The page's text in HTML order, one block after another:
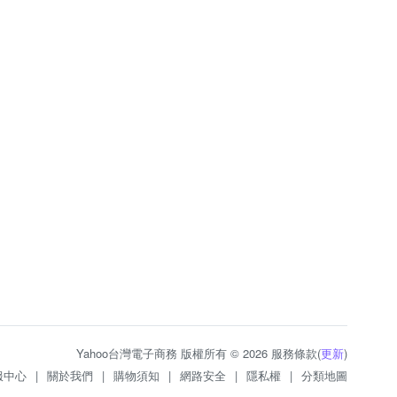
Yahoo台灣電子商務 版權所有 © 2026 服務條款(更新)
中心 | 關於我們 | 購物須知 | 網路安全 | 隱私權 | 分類地圖